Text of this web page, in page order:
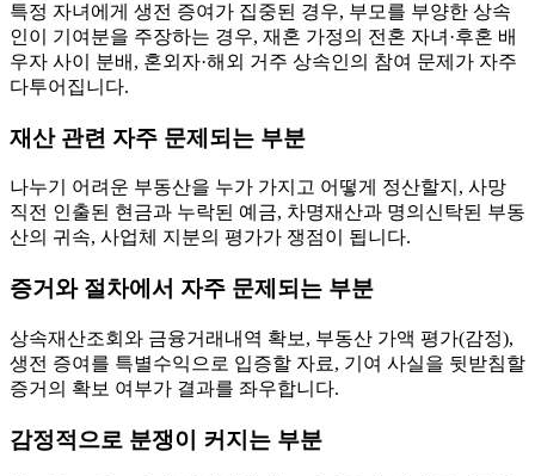
특정 자녀에게 생전 증여가 집중된 경우, 부모를 부양한 상속
인이 기여분을 주장하는 경우, 재혼 가정의 전혼 자녀·후혼 배
우자 사이 분배, 혼외자·해외 거주 상속인의 참여 문제가 자주
다투어집니다.
재산 관련 자주 문제되는 부분
나누기 어려운 부동산을 누가 가지고 어떻게 정산할지, 사망
직전 인출된 현금과 누락된 예금, 차명재산과 명의신탁된 부동
산의 귀속, 사업체 지분의 평가가 쟁점이 됩니다.
증거와 절차에서 자주 문제되는 부분
상속재산조회와 금융거래내역 확보, 부동산 가액 평가(감정),
생전 증여를 특별수익으로 입증할 자료, 기여 사실을 뒷받침할
증거의 확보 여부가 결과를 좌우합니다.
감정적으로 분쟁이 커지는 부분